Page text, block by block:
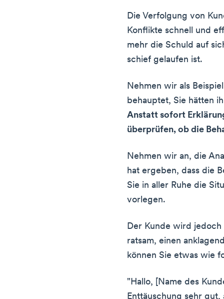
Die Verfolgung von
Konflikte schnell und
mehr die Schuld auf
schief gelaufen ist.
Nehmen wir als
behauptet, Sie hätten
Anstatt sofort
überprüfen, ob die
Nehmen wir an, die
hat ergeben, dass die
Sie in aller Ruhe die
vorlegen.
Der Kunde wird jedoch
ratsam, einen
können Sie etwas wie
"Hallo, [Name des
Enttäuschung sehr